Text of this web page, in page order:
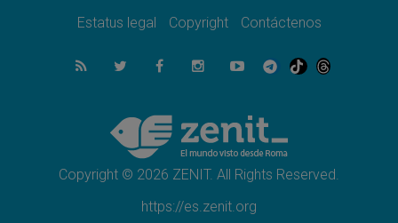
Cardenal Parolin: La paz comienza con la
empatía al dolor del otro
06.08.2026
Fray Marco Vianelli: Aprender el Evangelio
La visita del Papa León XIV a Asís en un
minuto
Estatus legal
Copyright Contáctenos
Copyright © 2026 ZENIT. All Rights Reserved.
https://es.zenit.org